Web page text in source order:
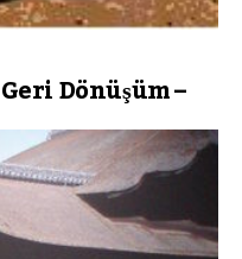
Dönüşüm –